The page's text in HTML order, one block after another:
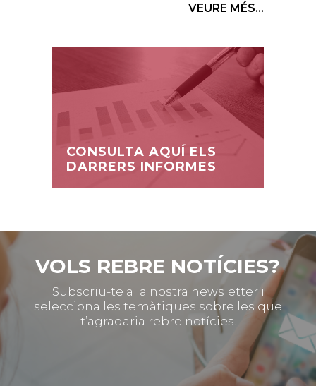
VEURE MÉS...
CONSULTA AQUÍ ELS
DARRERS INFORMES
VOLS REBRE NOTÍCIES?
Subscriu-te a la nostra newsletter i
selecciona les temàtiques sobre les que
t’agradaria rebre notícies.